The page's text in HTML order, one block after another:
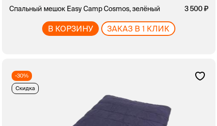
Спальный мешок Easy Camp Cosmos, зелёный 3 500
В КОРЗИНУ ЗАКАЗ В 1 КЛИК
-30%
Скидка